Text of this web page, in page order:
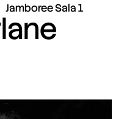
Jamboree Sala 1